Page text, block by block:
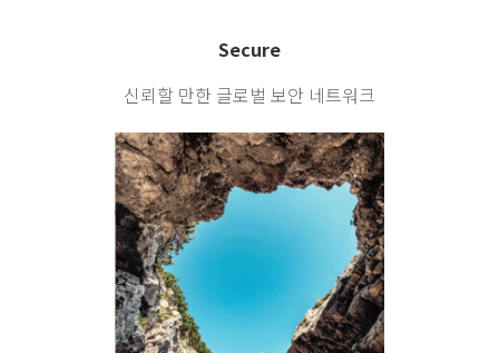
Secure
신뢰할 만한 글로벌 보안 네트워크